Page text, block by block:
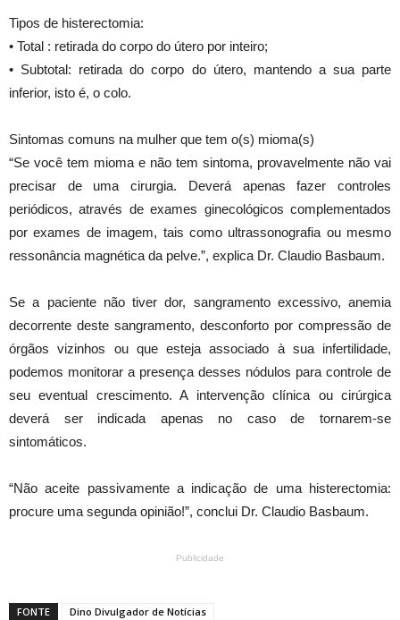
Tipos de histerectomia:
• Total : retirada do corpo do útero por inteiro;
• Subtotal: retirada do corpo do útero, mantendo a sua parte
inferior, isto é, o colo.
Sintomas comuns na mulher que tem o(s) mioma(s)
“Se você tem mioma e não tem sintoma, provavelmente não vai
precisar de uma cirurgia. Deverá apenas fazer controles
periódicos, através de exames ginecológicos complementados
por exames de imagem, tais como ultrassonografia ou mesmo
ressonância magnética da pelve.”, explica Dr. Claudio Basbaum.
Se a paciente não tiver dor, sangramento excessivo, anemia
decorrente deste sangramento, desconforto por compressão de
órgãos vizinhos ou que esteja associado à sua infertilidade,
podemos monitorar a presença desses nódulos para controle de
seu eventual crescimento. A intervenção clínica ou cirúrgica
deverá ser indicada apenas no caso de tornarem-se
sintomáticos.
“Não aceite passivamente a indicação de uma histerectomia:
procure uma segunda opinião!”, conclui Dr. Claudio Basbaum.
Publicidade
FONTE Dino Divulgador de Notícias